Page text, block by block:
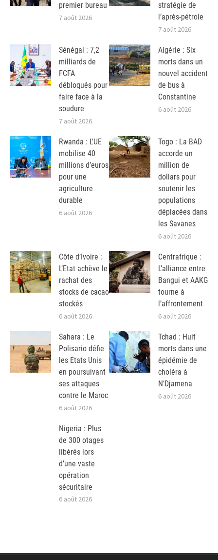
premier bureau
7 août 2026
stratégie de
l’après-pétrole
7 août 2026
Sénégal : 7,2
milliards de
FCFA
débloqués pour
faire face à la
soudure
7 août 2026
Algérie : Six
morts dans un
nouvel accident
de bus à
Constantine
6 août 2026
Rwanda : L’UE
mobilise 40
millions d’euros
pour une
agriculture
durable
6 août 2026
Togo : La BAD
accorde un
million de
dollars pour
soutenir les
populations
déplacées dans
les Savanes
6 août 2026
Côte d’Ivoire :
L’Etat achève le
rachat des
stocks de cacao
stockés
6 août 2026
Centrafrique :
L’alliance entre
Bangui et AAKG
tourne à
l’affrontement
6 août 2026
Sahara : Le
Polisario défie
les Etats Unis
en poursuivant
ses attaques
contre le Maroc
6 août 2026
Tchad : Huit
morts dans une
épidémie de
choléra à
N’Djamena
6 août 2026
Nigeria : Plus
de 300 otages
libérés lors
d’une vaste
opération
sécuritaire
6 août 2026